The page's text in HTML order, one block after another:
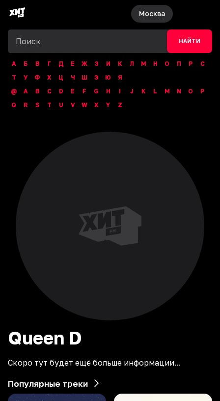
Москва
НАЙТИ
А Б В Г Д Е Ж З И К Л М Н О П Р
С
Т
У Ф Х Ц Ч Ш Э Ю
Я
@
A B C D E F G H I J K L M N O
P
Q
R S T U V W X Y Z
Queen D
Скоро тут будет ещё больше информации...
Популярные треки